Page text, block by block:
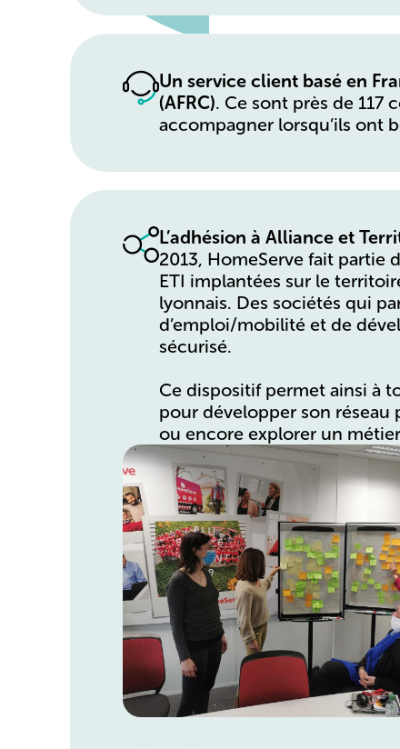
Un service client basé en
(AFRC). Ce sont près de
accompagner lorsqu’ils ont
L’adhésion à Alliance et
2013, HomeServe fait partie
ETI implantées sur le
lyonnais. Des sociétés qui
d’emploi/mobilité et de
sécurisé.
Ce dispositif permet ainsi à
pour développer son réseau
ou encore explorer un